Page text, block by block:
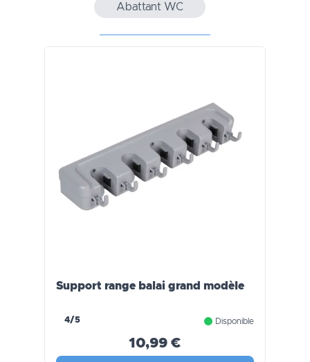
Abattant WC
Support range balai grand modèle
4/5 Disponible
10,99 €